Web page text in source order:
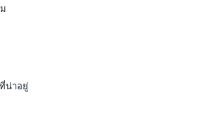
น่าอยู่